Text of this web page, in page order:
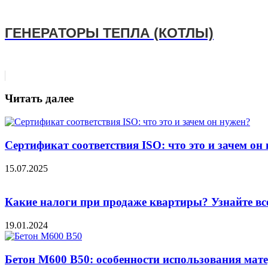
ГЕНЕРАТОРЫ ТЕПЛА (КОТЛЫ)
Читать далее
Сертификат соответствия ISO: что это и зачем он
15.07.2025
Какие налоги при продаже квартиры? Узнайте
19.01.2024
Бетон М600 В50: особенности использования